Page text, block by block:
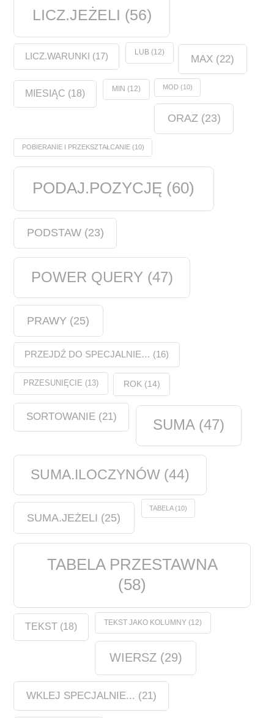
LICZ.JEŻELI (56)
LICZ.WARUNKI (17) LUB(12)
MAX(22)
MIESIĄC (18) MIN (12) MOD(10)
ORAZ(23)
POBIERANIE I PRZEKSZTAŁCANIE(10)
PODAJ.POZYCJĘ (60)
PODSTAW(23)
POWER QUERY (47)
PRAWY (25)
PRZEJDŹ DO SPECJALNIE… (16)
PRZESUNIĘCIE (13) ROK (14)
SORTOWANIE(21) SUMA(47)
SUMA.ILOCZYNÓW (44)
SUMA.JEŻELI (25)
TABELA(10)
TABELA PRZESTAWNA
(58)
TEKST (18) TEKST JAKO KOLUMNY(12)
WIERSZ(29)
WKLEJ SPECJALNIE... (21)